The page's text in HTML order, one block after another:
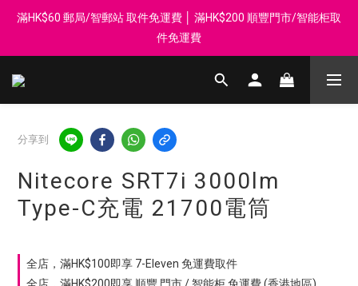
登記會員享每$50回贈$1 │ 滿HK$899 送 N-rit Campack Towel 吸
汗毛巾 韓國制 送完即止
滿HK$60 郵局/智郵站 取件免運費 │ 滿HK$200 順豐門市/智能柜取
件免運費
Whatsapp 98569349 │ 歡迎團體採購, 報價查詢, 接受採購卡
登記會員享每$50回贈$1 │ 滿HK$899 送 N-rit Campack Towel 吸
汗毛巾 韓國制 送完即止
分享到
Nitecore SRT7i 3000lm
Type-C充電 21700電筒
全店，滿HK$100即享 7-Eleven 免運費取件